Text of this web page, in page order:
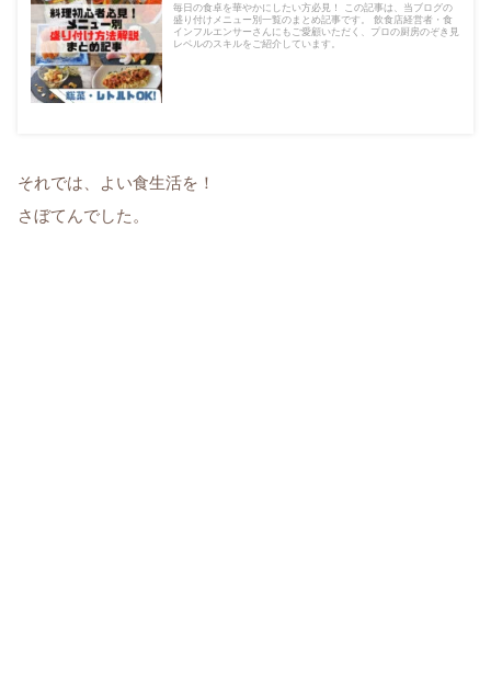
毎日の食卓を華やかにしたい方必見！ この記事は、当ブログの
盛り付けメニュー別一覧のまとめ記事です。 飲食店経営者・食
インフルエンサーさんにもご愛顧いただく、プロの厨房のぞき見
レベルのスキルをご紹介しています。
それでは、よい食生活を！
さぼてんでした。